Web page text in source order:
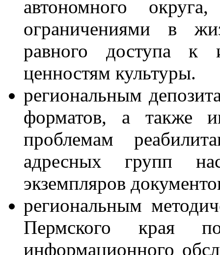
автономного
ограничениями в
равного доступа к
ценностям культуры.
региональным
форматов, а также
проблемам
адресных групп
экземпляров
региональным
Пермского края
информационного